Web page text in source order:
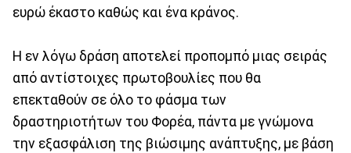
ευρώ έκαστο καθώς και ένα κράνος.
Η εν λόγω δράση αποτελεί προπομπό μιας σειράς
από αντίστοιχες πρωτοβουλίες που θα
επεκταθούν σε όλο το φάσμα των
δραστηριοτήτων του Φορέα, πάντα με γνώμονα
την εξασφάλιση της βιώσιμης ανάπτυξης, με βάση